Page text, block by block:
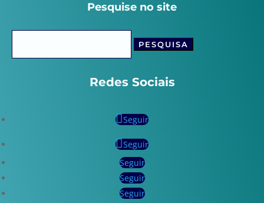
Pesquise no site
Redes Sociais
Seguir
Seguir
Seguir
Seguir
Seguir